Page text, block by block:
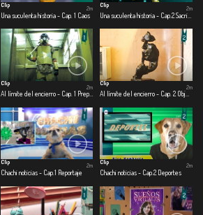
Clip
Una suculenta historia - Cap. 1 Caos
2m
Clip
2m
Clip
Al límite del encierro - Cap. 1 Preparado para la guerra
2m
Clip
2m
Clip
Chachi noticias - Cap.1 Reportaje
2m
Clip
Chachi noticias - Cap.2 Deportes
2m